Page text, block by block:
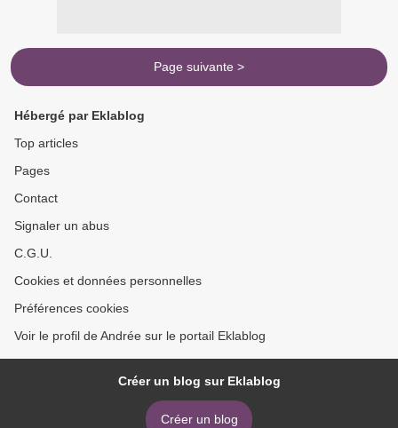
Page suivante >
Hébergé par Eklablog
Top articles
Pages
Contact
Signaler un abus
C.G.U.
Cookies et données personnelles
Préférences cookies
Voir le profil de Andrée sur le portail Eklablog
Créer un blog sur Eklablog
Créer un blog